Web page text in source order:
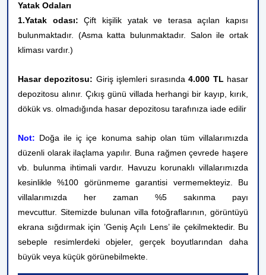
Yatak Odaları
1.Yatak odası:Çift kişilik yatak ve terasa açılan kapısı
bulunmaktadır. (Asma katta bulunmaktadır. Salon ile ortak
kliması vardır.)
Hasar depozitosu: Giriş işlemleri sırasında4.000 TL hasar
depozitosu alınır. Çıkış günü villada herhangi bir kayıp, kırık,
dökük vs. olmadığında hasar depozitosu tarafınıza iade edilir
Not: Doğa ile iç içe konuma sahip olan tüm villalarımızda
düzenli olarak ilaçlama yapılır. Buna rağmen çevrede haşere
vb. bulunma ihtimali vardır. Havuzu korunaklı villalarımızda
kesinlikle %100 görünmeme garantisi vermemekteyiz. Bu
villalarımızda her zaman %5 sakınma payı
mevcuttur. Sitemizde bulunan villa fotoğraflarının, görüntüyü
ekrana sığdırmak için ’Geniş Açılı Lens’ ile çekilmektedir. Bu
sebeple resimlerdeki objeler, gerçek boyutlarından daha
büyük veya küçük görünebilmekte.